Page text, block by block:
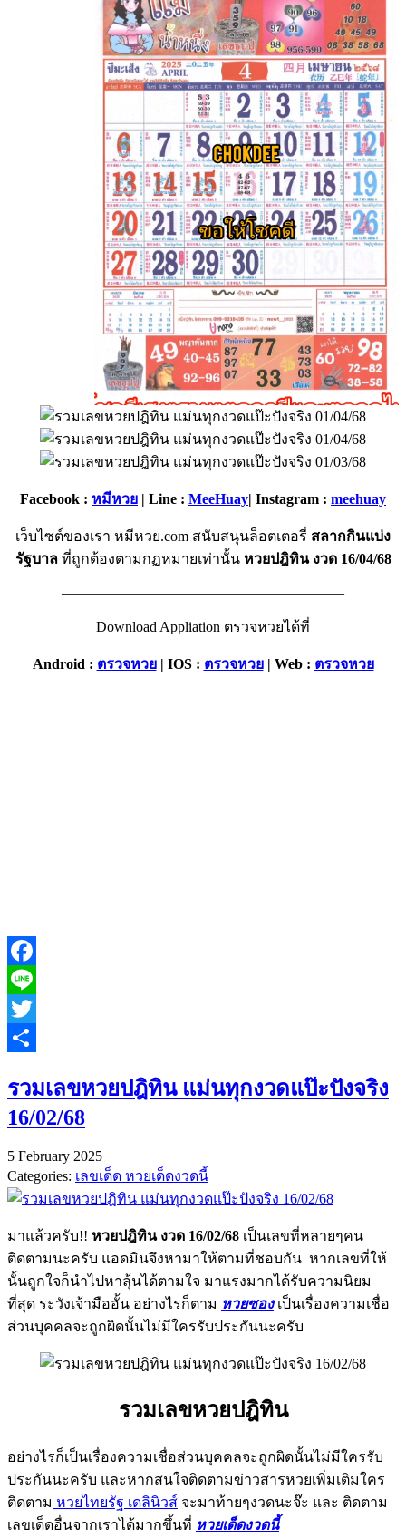
Facebook : หมีหวย | Line : MeeHuay| Instagram : meehuay
เว็บไซต์ของเรา หมีหวย.com สนับสนุนล็อตเตอรี่ สลากกินแบ่ง
รัฐบาล ที่ถูกต้องตามกฏหมายเท่านั้น หวยปฎิทิน งวด 16/04/68
———————————————————–
Download Appliation ตรวจหวยได้ที่
Android : ตรวจหวย| IOS : ตรวจหวย| Web : ตรวจหวย
Facebook
Line
Twitter
รวมเลขหวยปฎิทิน แม่นทุกงวดแป๊ะปังจริง
16/02/68
5 February 2025
Categories: เลขเด็ด หวยเด็ดงวดนี้
มาแล้วครับ!! หวยปฎิทิน งวด 16/02/68 เป็นเลขที่หลายๆคน
ติดตามนะครับ แอดมินจึงหามาให้ตามที่ชอบกัน หากเลขที่ให้
นั้นถูกใจก็นำไปหาลุ้นได้ตามใจ มาแรงมากได้รับความนิยม
ที่สุด ระวังเจ้ามืออั้น อย่างไรก็ตาม หวยซองเป็นเรื่องความเชื่อ
ส่วนบุคคลจะถูกผิดนั้นไม่มีใครรับประกันนะครับ
รวมเลขหวยปฎิทิน
อย่างไรก็เป็นเรื่องความเชื่อส่วนบุคคลจะถูกผิดนั้นไม่มีใครรับ
ประกันนะครับ และหากสนใจติดตามข่าวสารหวยเพิ่มเติมใคร
ติดตาม หวยไทยรัฐ เดลินิวส์ จะมาท้ายๆงวดนะจ๊ะ และ ติดตาม
เลขเด็ดอื่นจากเราได้มากขึ้นที่ หวยเด็ดงวดนี้